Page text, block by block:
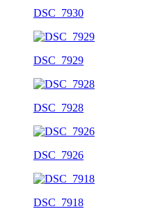
DSC_7930
DSC_7929
DSC_7928
DSC_7926
DSC_7918